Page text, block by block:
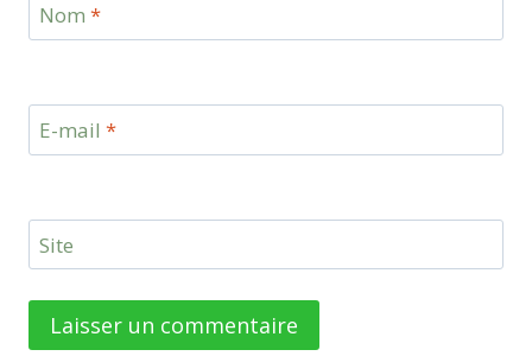
Nom *
E-mail *
Site